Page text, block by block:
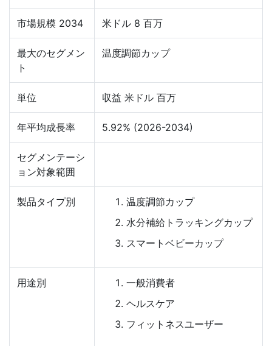
市場規模 2034 米ドル 8 百万
最大のセグメン
ト
温度調節カップ
単位 収益 米ドル 百万
年平均成長率 5.92% (2026-2034)
セグメンテーシ
ョン対象範囲
製品タイプ別
温度調節カップ
水分補給トラッキングカップ
スマートベビーカップ
用途別
一般消費者
ヘルスケア
フィットネスユーザー